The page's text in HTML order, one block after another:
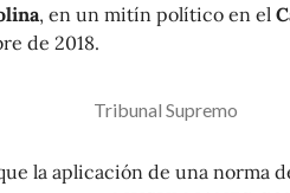
, en un mitín político en el
de 2018.
Tribunal Supremo
la aplicación de una norma